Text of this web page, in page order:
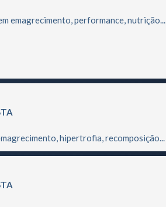
emagrecimento, performance, nutrição...
hipertrofia, recomposição...